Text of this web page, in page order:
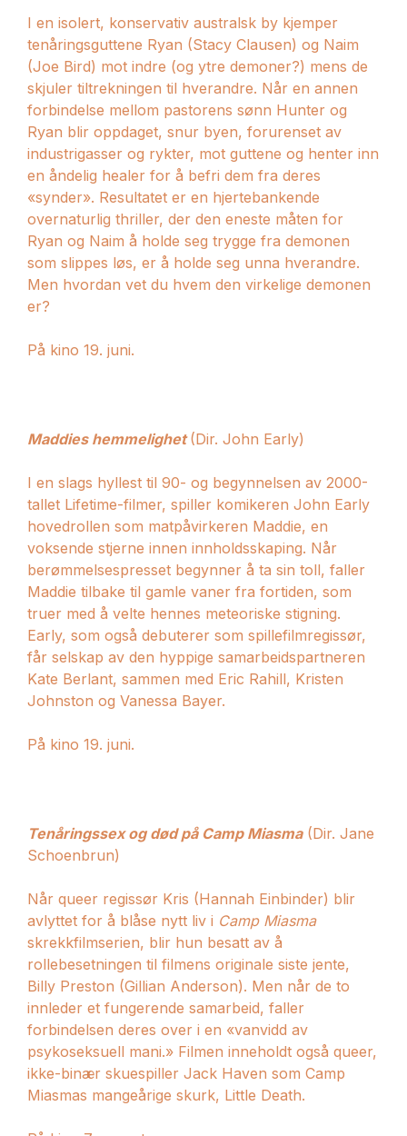
I en isolert, konservativ australsk by kjemper
tenåringsguttene Ryan (Stacy Clausen) og Naim
(Joe Bird) mot indre (og ytre demoner?) mens de
skjuler tiltrekningen til hverandre. Når en annen
forbindelse mellom pastorens sønn Hunter og
Ryan blir oppdaget, snur byen, forurenset av
industrigasser og rykter, mot guttene og henter inn
en åndelig healer for å befri dem fra deres
«synder». Resultatet er en hjertebankende
overnaturlig thriller, der den eneste måten for
Ryan og Naim å holde seg trygge fra demonen
som slippes løs, er å holde seg unna hverandre.
Men hvordan vet du hvem den virkelige demonen
er?
På kino 19. juni.
Maddies hemmelighet(Dir. John Early)
I en slags hyllest til 90- og begynnelsen av 2000-
tallet Lifetime-filmer, spiller komikeren John Early
hovedrollen som matpåvirkeren Maddie, en
voksende stjerne innen innholdsskaping. Når
berømmelsespresset begynner å ta sin toll, faller
Maddie tilbake til gamle vaner fra fortiden, som
truer med å velte hennes meteoriske stigning.
Early, som også debuterer som spillefilmregissør,
får selskap av den hyppige samarbeidspartneren
Kate Berlant, sammen med Eric Rahill, Kristen
Johnston og Vanessa Bayer.
På kino 19. juni.
Tenåringssex og død på Camp Miasma(Dir. Jane
Schoenbrun)
Når queer regissør Kris (Hannah Einbinder) blir
avlyttet for å blåse nytt liv i Camp Miasma
skrekkfilmserien, blir hun besatt av å
rollebesetningen til filmens originale siste jente,
Billy Preston (Gillian Anderson). Men når de to
innleder et fungerende samarbeid, faller
forbindelsen deres over i en «vanvidd av
psykoseksuell mani.» Filmen inneholdt også queer,
ikke-binær skuespiller Jack Haven som Camp
Miasmas mangeårige skurk, Little Death.